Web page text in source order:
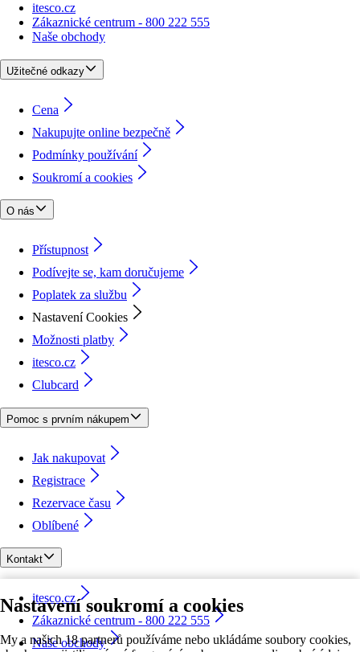
Nastavení soukromí a cookies
My a našich 18 partnerů používáme nebo ukládáme soubory cookies,
itesco.cz
Zákaznické centrum - 800 222 555
Naše obchody
Užitečné odkazy
Cena
Nakupujte online bezpečně
Podmínky používání
Soukromí a cookies
O nás
Přístupnost
Podívejte se, kam doručujeme
Poplatek za službu
Nastavení Cookies
Možnosti platby
itesco.cz
Clubcard
Pomoc s prvním nákupem
Jak nakupovat
Registrace
Rezervace času
Oblíbené
Kontakt
itesco.cz
Zákaznické centrum - 800 222 555
Naše obchody